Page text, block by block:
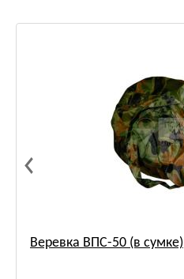
Веревка ВПС-50 (в сумке)